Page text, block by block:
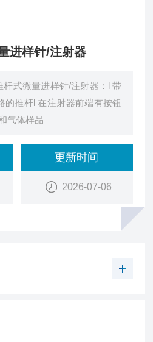
进样针/注射器
式微量进样针/注射器：l 带
器前端有按钮
液体和气体样品
更新时间
2026-07-06